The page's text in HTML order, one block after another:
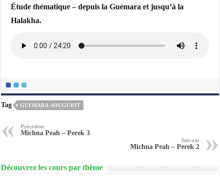
Étude thématique – depuis la Guémara et jusqu’à la
Halakha.
Tag GUEMARA-SOUGUIOT
Précédent
Michna Peah – Perek 3
Suivant
Michna Peah – Perek 2
Découvrez les cours par thème